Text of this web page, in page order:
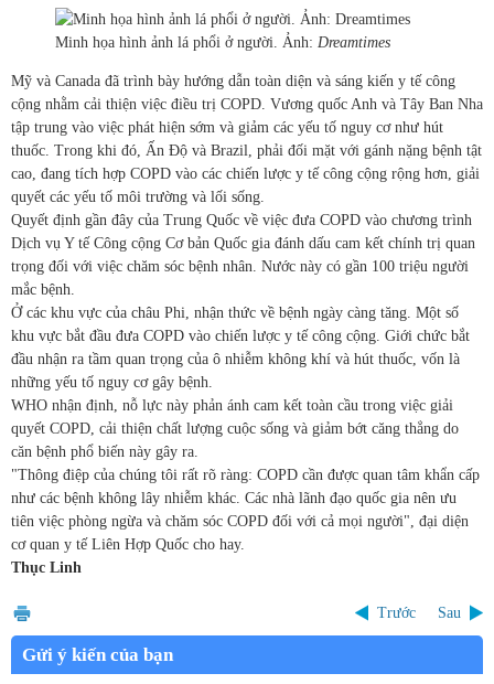
Minh họa hình ảnh lá phổi ở người. Ảnh: Dreamtimes
Mỹ và Canada đã trình bày hướng dẫn toàn diện và sáng kiến y tế công
cộng nhằm cải thiện việc điều trị COPD. Vương quốc Anh và Tây Ban Nha
tập trung vào việc phát hiện sớm và giảm các yếu tố nguy cơ như hút
thuốc. Trong khi đó, Ấn Độ và Brazil, phải đối mặt với gánh nặng bệnh tật
cao, đang tích hợp COPD vào các chiến lược y tế công cộng rộng hơn, giải
quyết các yếu tố môi trường và lối sống.
Quyết định gần đây của Trung Quốc về việc đưa COPD vào chương trình
Dịch vụ Y tế Công cộng Cơ bản Quốc gia đánh dấu cam kết chính trị quan
trọng đối với việc chăm sóc bệnh nhân. Nước này có gần 100 triệu người
mắc bệnh.
Ở các khu vực của châu Phi, nhận thức về bệnh ngày càng tăng. Một số
khu vực bắt đầu đưa COPD vào chiến lược y tế công cộng. Giới chức bắt
đầu nhận ra tầm quan trọng của ô nhiễm không khí và hút thuốc, vốn là
những yếu tố nguy cơ gây bệnh.
WHO nhận định, nỗ lực này phản ánh cam kết toàn cầu trong việc giải
quyết COPD, cải thiện chất lượng cuộc sống và giảm bớt căng thẳng do
căn bệnh phổ biến này gây ra.
"Thông điệp của chúng tôi rất rõ ràng: COPD cần được quan tâm khẩn cấp
như các bệnh không lây nhiễm khác. Các nhà lãnh đạo quốc gia nên ưu
tiên việc phòng ngừa và chăm sóc COPD đối với cả mọi người", đại diện
cơ quan y tế Liên Hợp Quốc cho hay.
Thục Linh
Trước Sau
Gửi ý kiến của bạn